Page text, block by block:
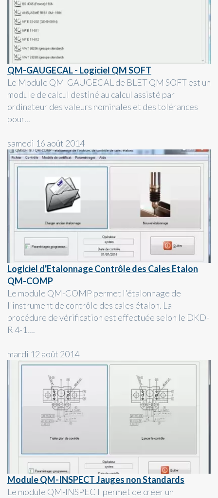
QM-GAUGECAL - Logiciel QM SOFT
Le Module QM-GAUGECAL de BLET QM SOFT est un
module de calcul destiné au calcul assisté par
ordinateur des valeurs nominales et des tolérances
pour...
samedi 16 août 2014
Logiciel d'Etalonnage Contrôle des Cales Etalon
QM-COMP
Le module QM-COMP permet l'étalonnage de
l'instrument de contrôle des cales étalon. La
procédure de vérification est effectuée selon le DKD-
R 4-1....
mardi 12 août 2014
Module QM-INSPECT Jauges non Standards
Le module QM-INSPECT permet de créer un